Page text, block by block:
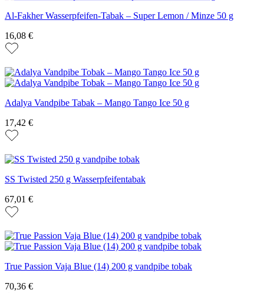
Al-Fakher Wasserpfeifen-Tabak – Super Lemon / Minze 50 g
16,08 €
Adalya Vandpibe Tabak – Mango Tango Ice 50 g
17,42 €
SS Twisted 250 g Wasserpfeifentabak
67,01 €
True Passion Vaja Blue (14) 200 g vandpibe tobak
70,36 €